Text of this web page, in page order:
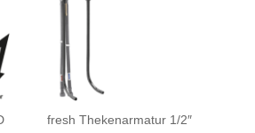
fresh Thekenarmatur 1/2″